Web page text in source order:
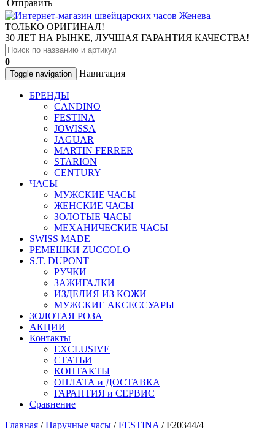
Отправить
ТОЛЬКО ОРИГИНАЛ!
30 ЛЕТ НА РЫНКЕ, ЛУЧШАЯ ГАРАНТИЯ КАЧЕСТВА!
0
Toggle navigation Навигация
БРЕНДЫ
CANDINO
FESTINA
JOWISSA
JAGUAR
MARTIN FERRER
STARION
CENTURY
ЧАСЫ
МУЖСКИЕ ЧАСЫ
ЖЕНСКИЕ ЧАСЫ
ЗОЛОТЫЕ ЧАСЫ
МЕХАНИЧЕСКИЕ ЧАСЫ
SWISS MADE
РЕМЕШКИ ZUCCOLO
S.T. DUPONT
РУЧКИ
ЗАЖИГАЛКИ
ИЗДЕЛИЯ ИЗ КОЖИ
МУЖСКИЕ АКСЕССУАРЫ
ЗОЛОТАЯ РОЗА
АКЦИИ
Контакты
EXCLUSIVE
СТАТЬИ
КОНТАКТЫ
ОПЛАТА и ДОСТАВКА
ГАРАНТИЯ и СЕРВИС
Сравнение
Главная /Наручные часы /FESTINA / F20344/4